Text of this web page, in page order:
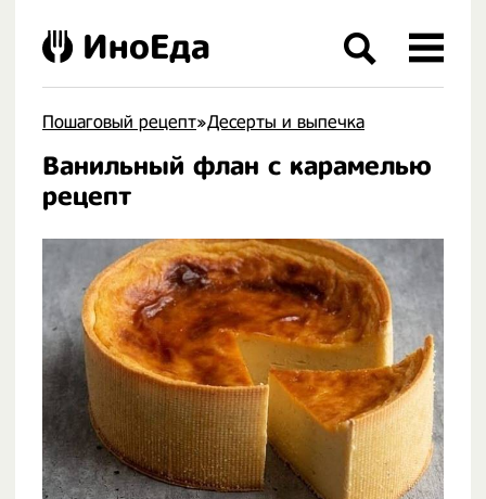
Пошаговый рецепт»Десерты и выпечка
Ванильный флан с карамелью
рецепт
ИноЕда